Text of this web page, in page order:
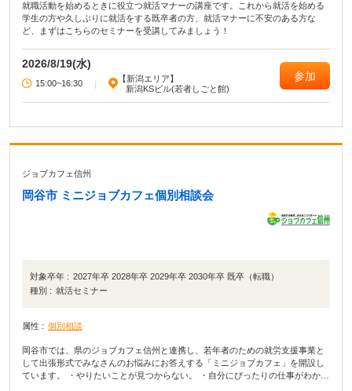
就職活動を始めるときに役立つ就活マナーの講座です。これから就活を始める
学生の方や久しぶりに就活をする既卒者の方、就活マナーに不安のある方な
ど、まずはこちらのセミナーを受講してみましょう！
2026/8/19(水)
15:00~16:30 |
【新潟エリア】
新潟KSビル(若者しごと館)
参加
ジョブカフェ信州
岡谷市 ミニジョブカフェ個別相談会
対象卒年 : 2027年卒 2028年卒 2029年卒 2030年卒 既卒（転職）
種別 : 就活セミナー
属性 : 個別相談
岡谷市では、県のジョブカフェ信州と連携し、若年者のための就労支援事業と
して出張形式でみなさんのお悩みにお答えする「ミニジョブカフェ」を開設し
ています。 ・やりたいことが見つからない。 ・自分にぴったりの仕事がわから